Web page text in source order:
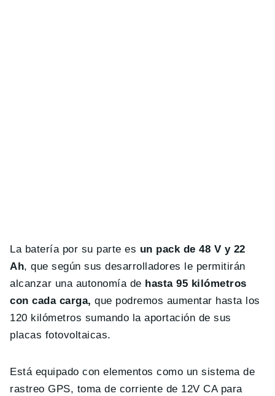
La batería por su parte es un pack de 48 V y 22
Ah, que según sus desarrolladores le permitirán
alcanzar una autonomía de hasta 95 kilómetros
con cada carga, que podremos aumentar hasta los
120 kilómetros sumando la aportación de sus
placas fotovoltaicas.
Está equipado con elementos como un sistema de
rastreo GPS, toma de corriente de 12V CA para